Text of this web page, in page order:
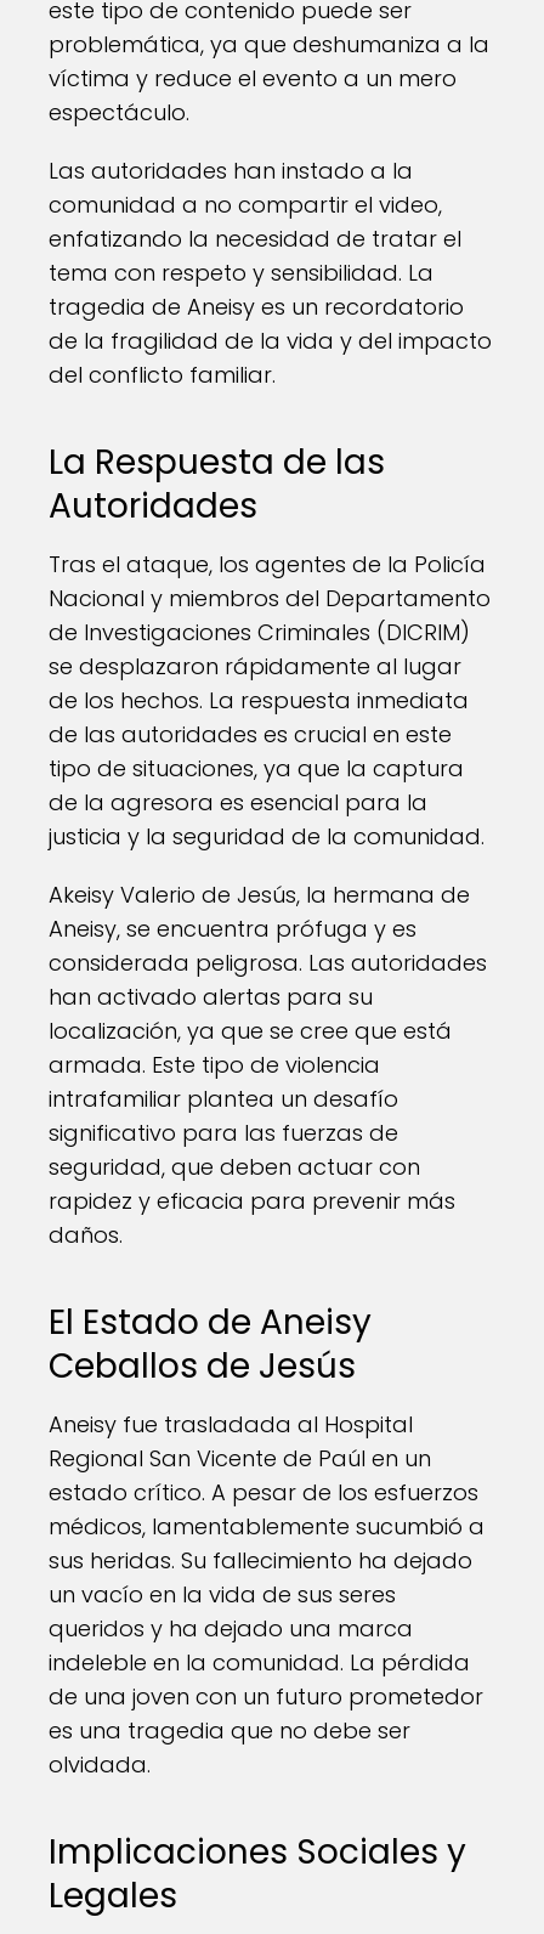
este tipo de contenido puede ser
problemática, ya que deshumaniza a la
víctima y reduce el evento a un mero
espectáculo.
Las autoridades han instado a la
comunidad a no compartir el video,
enfatizando la necesidad de tratar el
tema con respeto y sensibilidad. La
tragedia de Aneisy es un recordatorio
de la fragilidad de la vida y del impacto
del conflicto familiar.
La Respuesta de las
Autoridades
Tras el ataque, los agentes de la Policía
Nacional y miembros del Departamento
de Investigaciones Criminales (DICRIM)
se desplazaron rápidamente al lugar
de los hechos. La respuesta inmediata
de las autoridades es crucial en este
tipo de situaciones, ya que la captura
de la agresora es esencial para la
justicia y la seguridad de la comunidad.
Akeisy Valerio de Jesús, la hermana de
Aneisy, se encuentra prófuga y es
considerada peligrosa. Las autoridades
han activado alertas para su
localización, ya que se cree que está
armada. Este tipo de violencia
intrafamiliar plantea un desafío
significativo para las fuerzas de
seguridad, que deben actuar con
rapidez y eficacia para prevenir más
daños.
El Estado de Aneisy
Ceballos de Jesús
Aneisy fue trasladada al Hospital
Regional San Vicente de Paúl en un
estado crítico. A pesar de los esfuerzos
médicos, lamentablemente sucumbió a
sus heridas. Su fallecimiento ha dejado
un vacío en la vida de sus seres
queridos y ha dejado una marca
indeleble en la comunidad. La pérdida
de una joven con un futuro prometedor
es una tragedia que no debe ser
olvidada.
Implicaciones Sociales y
Legales